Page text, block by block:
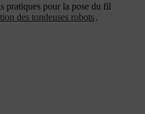
pratiques pour la pose du fil
des tondeuses robots.